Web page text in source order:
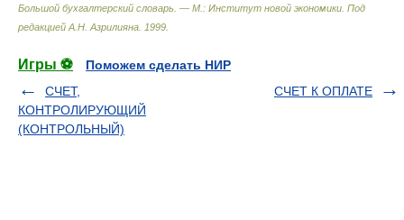
Большой бухгалтерский словарь. — М.: Институт новой экономики Под
редакцией А.Н. Азрилияна 1999
Игры ⚽
Поможем сделать НИР
СЧЕТ,
КОНТРОЛИРУЮЩИЙ
(КОНТРОЛЬНЫЙ)
СЧЕТ К ОПЛАТЕ